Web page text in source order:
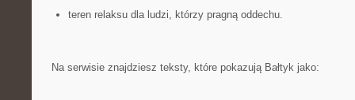
teren relaksu dla ludzi, którzy pragną oddechu.
Na serwisie znajdziesz teksty, które pokazują Bałtyk jako: